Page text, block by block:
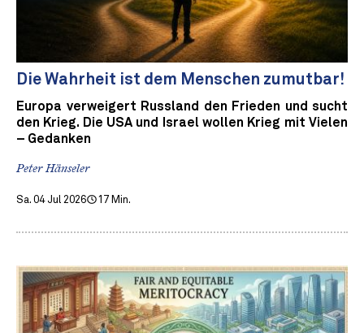
Die Wahrheit ist dem Menschen zumutbar!
Europa verweigert Russland den Frieden und sucht
den Krieg. Die USA und Israel wollen Krieg mit Vielen
– Gedanken
Peter Hänseler
Sa. 04 Jul 2026 17 Min.